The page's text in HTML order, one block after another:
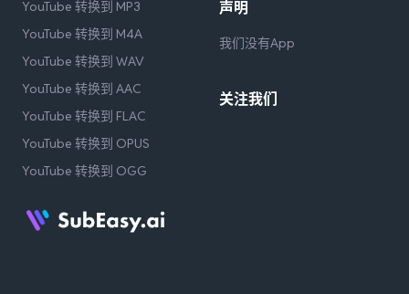
YouTube 转换到 MP3
YouTube 转换到 M4A
YouTube 转换到 WAV
YouTube 转换到 AAC
YouTube 转换到 FLAC
YouTube 转换到 OPUS
YouTube 转换到 OGG
声明
我们没有App
关注我们